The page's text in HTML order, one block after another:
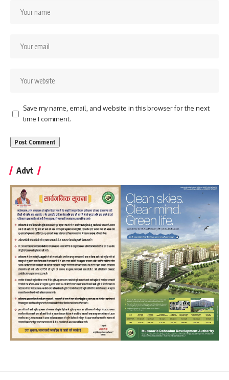
Save my name, email, and website in this browser for the next
time I comment.
Advt